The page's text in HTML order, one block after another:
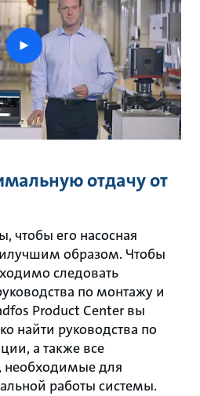
play
button
отдачу от
чтобы его насосная
образом. Чтобы
следовать
по монтажу и
Product Center вы
найти руководства по
а также все
необходимые для
работы системы.